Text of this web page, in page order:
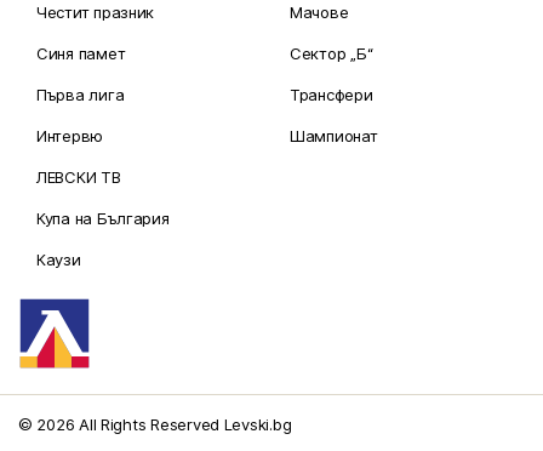
Честит празник
Синя памет
Първа лига
Интервю
ЛЕВСКИ ТВ
Купа на България
Каузи
Мачове
Сектор „Б“
Трансфери
Шампионат
© 2026 All Rights Reserved Levski.bg